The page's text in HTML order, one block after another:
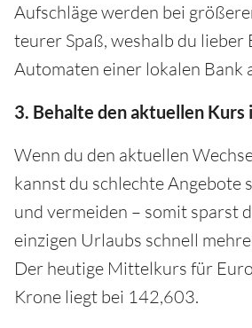
Aufschläge werden bei
teurer Spaß, weshalb du lieber
Automaten einer lokalen Bank
3. Behalte den aktuellen Kurs
Wenn du den aktuellen
kannst du schlechte Angebote
und vermeiden – somit sparst
einzigen Urlaubs schnell
Der heutige Mittelkurs für
Krone liegt bei 142,603.